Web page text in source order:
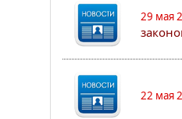
29 мая
22 мая